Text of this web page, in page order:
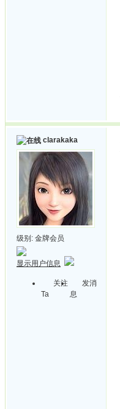
clarakaka
级别: 金牌会员
显示用户信息
关注
Ta
发消
息